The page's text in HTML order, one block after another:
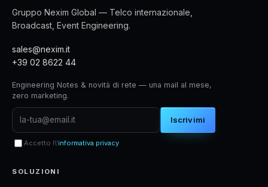
Gruppo Nexim Global — Telco internazionale,
Broadcast, Event Engineering.
sales@nexim.it
+39 02 8622 44
Engineering Notes & novità di rete — una mail al mese,
zero marketing.
Iscrivimi
Accetto l\'informativa privacy
SOLUZIONI